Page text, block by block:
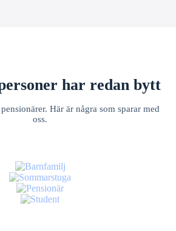
har redan bytt
Här är några som sparar med
oss.